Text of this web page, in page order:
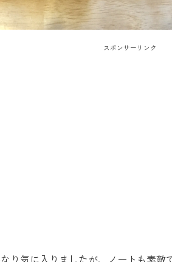
スポンサーリンク
り気に入りましたが、ノートも素敵